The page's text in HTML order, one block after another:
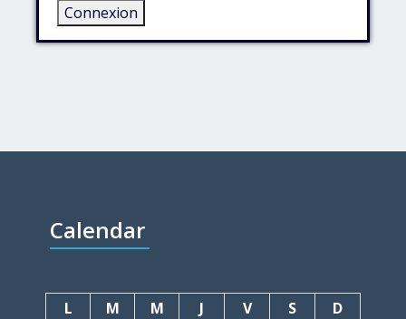
Connexion
Calendar
L M M J V S
D